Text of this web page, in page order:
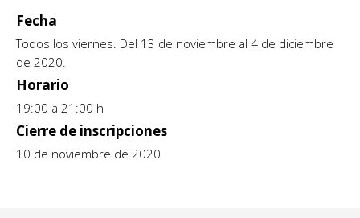
CCE en el interior/libros
Espacio itinerante de lectura infantil
Exposiciones
Formación
Género y Diversidad
Infantil y Juvenil
Letras
Fecha
Todos los viernes. Del 13 de noviembre al 4 de diciembre
de 2020.
Horario
19:00 a 21:00 h
Cierre de inscripciones
10 de noviembre de 2020